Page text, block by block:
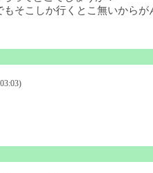
そこしか行くとこ無いから